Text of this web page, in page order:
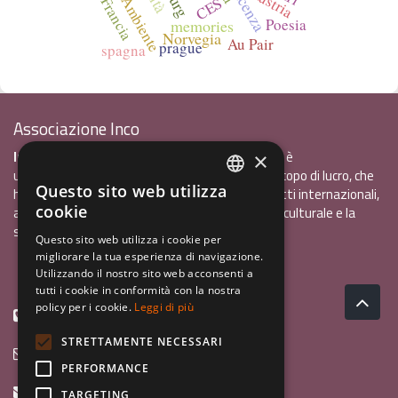
memories
Norvegia
Ambiente Au Pair
CES
Francia Poesia
prague
spagna
Associazione Inco
InCo - Interculturalità & Comunicazione APSè
un'associazione di promozione sociale, senza scopo di lucro, che
ha l'obiettivo di promuovere gli scambi e i contatti internazionali,
al fine accrescere tra i giovani la sensibilità interculturale e la
solidarietà internazionale.
Privacy policy.pdf120,41 kB
+39 0461 1822775
info@incoweb.org
inco@mypec.eu
GERMAN
×
Questo sito web utilizza
cookie
Questo sito web utilizza i cookie per
migliorare la tua esperienza di navigazione.
Utilizzando il nostro sito web acconsenti a
tutti i cookie in conformità con la nostra
policy per i cookie. Leggi di più
STRETTAMENTE NECESSARI
PERFORMANCE
TARGETING